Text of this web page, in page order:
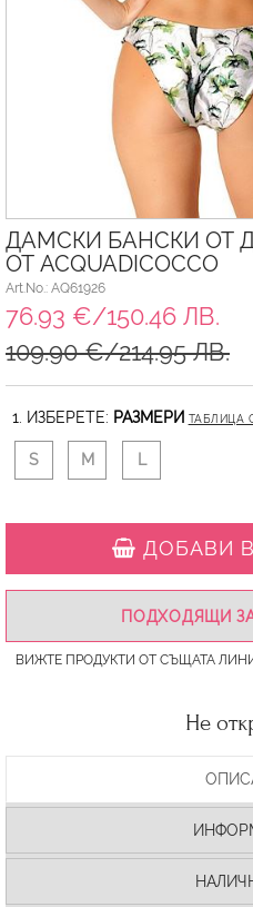
ДАМСКИ БАНСКИ ОТ
ОТ ACQUADICOCCO
Art.No.: AQ61926
76.93 €/150.46 ЛВ.
109.90 €/214.95 ЛВ.
1. ИЗБЕРЕТЕ: РАЗМЕРИ ТАБЛИЦА
S M L
ДОБАВИ
ПОДХОДЯЩИ
ВИЖТЕ ПРОДУКТИ ОТ СЪЩАТА
Не